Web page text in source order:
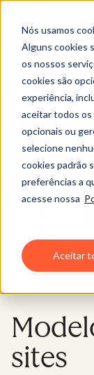
Nós usamos
Alguns cookies
os nossos
cookies são
experiência,
aceitar todos os
opcionais ou
selecione
cookies padrão
preferências a
acesse nossa
Aceitar
Content Hub
sites